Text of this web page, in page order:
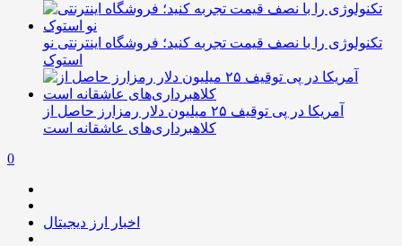
تکنولوژی را با نصف قیمت تجربه کنید؛ فروشگاه اینترنتی نو
استوک
آمریکا در پی توقیف ۲۵ میلیون دلار رمزارز حاصل از
کلاهبرداری‌های عاشقانه است
0
اخبار ارز دیجیتال